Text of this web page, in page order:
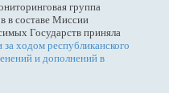
группа
в составе Миссии
Государств приняла
ходом республиканского
и дополнений в